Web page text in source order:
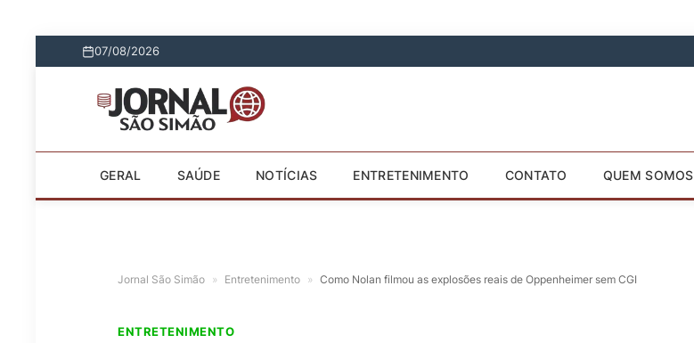
07/08/2026
GERAL SAÚDE NOTÍCIAS ENTRETENIMENTO CONTATO QUEM SOMOS
Jornal São Simão » Entretenimento » Como Nolan filmou as explosões reais de Oppenheimer sem CGI
ENTRETENIMENTO